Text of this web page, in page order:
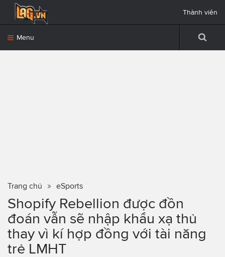
Menu
Thành viên
Trang chủ eSports
Shopify Rebellion được đồn
đoán vẫn sẽ nhập khẩu xạ thủ
thay vì kí hợp đồng với tài năng
trẻ LMHT